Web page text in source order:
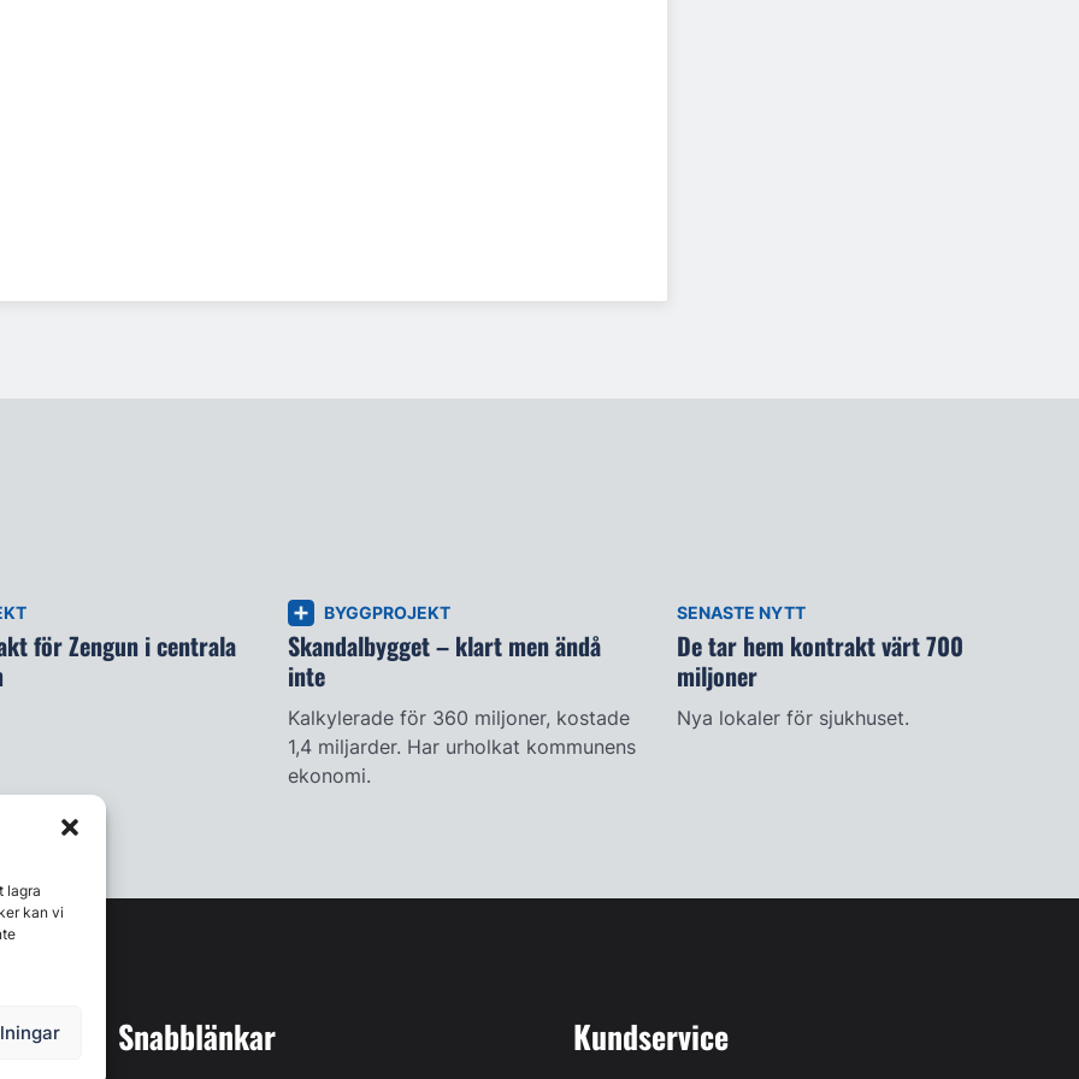
lagra
kan vi
för Zengun i centrala
BYGGPROJEKT
Skandalbygget – klart men ändå
inte
Kalkylerade för 360 miljoner, kostade
1,4 miljarder. Har urholkat kommunens
ekonomi.
SENASTE NYTT
De tar hem kontrakt värt 700
miljoner
Nya lokaler för sjukhuset.
Snabblänkar Kundservice